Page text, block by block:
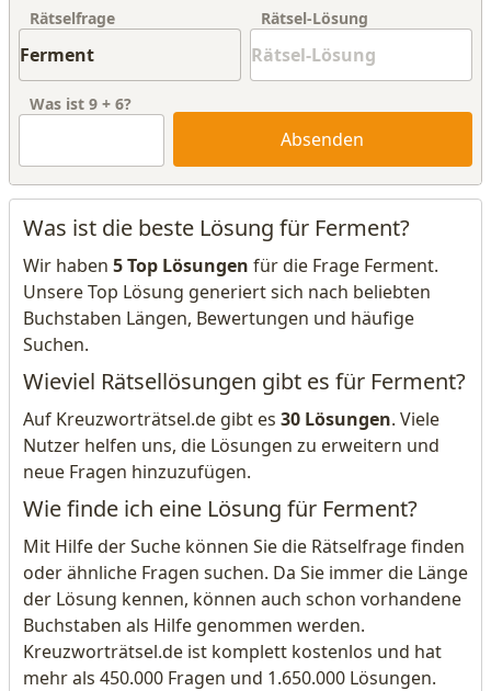
Rätselfrage Rätsel-Lösung
Was ist 9 + 6?
Absenden
Was ist die beste Lösung für Ferment?
Wir haben 5 Top Lösungen für die Frage Ferment.
Unsere Top Lösung generiert sich nach beliebten
Buchstaben Längen, Bewertungen und häufige
Suchen.
Wieviel Rätsellösungen gibt es für Ferment?
Auf Kreuzworträtsel.de gibt es 30 Lösungen. Viele
Nutzer helfen uns, die Lösungen zu erweitern und
neue Fragen hinzuzufügen.
Wie finde ich eine Lösung für Ferment?
Mit Hilfe der Suche können Sie die Rätselfrage finden
oder ähnliche Fragen suchen. Da Sie immer die Länge
der Lösung kennen, können auch schon vorhandene
Buchstaben als Hilfe genommen werden.
Kreuzworträtsel.de ist komplett kostenlos und hat
mehr als 450.000 Fragen und 1.650.000 Lösungen.